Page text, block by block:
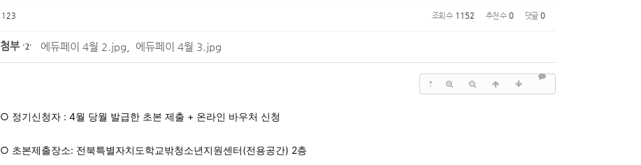
123 조회 수 1152 추천 수 0 댓글 0
첨부 '2' 에듀페이 4월 2.jpg 에듀페이 4월 3.jpg
?
○ 정기신청자 : 4월 당월 발급한 초본 제출 + 온라인 바우처 신청
○ 초본제출장소: 전북특별자치도학교밖청소년지원센터(전용공간) 2층